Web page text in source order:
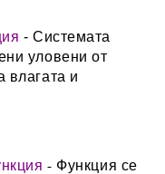
- Системата
уловени от
влагата и
- Функция се